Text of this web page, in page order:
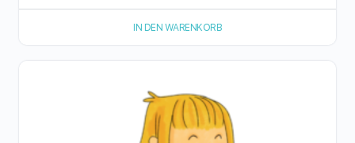
IN DEN WARENKORB